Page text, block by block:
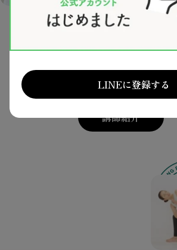
めぐりヨガの講師たち
指導歴10年を超えるベテランが
講師紹介
LINEに登録する